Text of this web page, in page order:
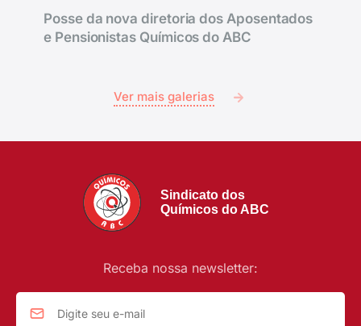
Posse da nova diretoria dos Aposentados
e Pensionistas Químicos do ABC
Ver mais galerias
Sindicato dos
Químicos do ABC
Receba nossa newsletter: